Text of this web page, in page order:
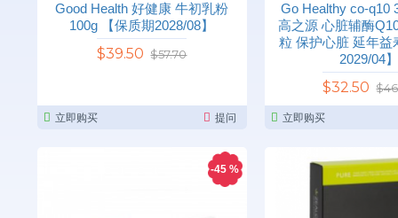
Good Health 好健康 牛初乳粉
100g 【保质期2028/08】
$39.50 $57.70
立即购买 提问
Go Healthy co-q10
高之源 心脏辅酶
粒 保护心脏 延年益
2029/04
$32.50
立即购买
-45 %